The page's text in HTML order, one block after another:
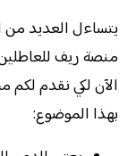
يتساءل العديد
منصة ريف
الآن لكي نقدم
بهذا الموضوع: